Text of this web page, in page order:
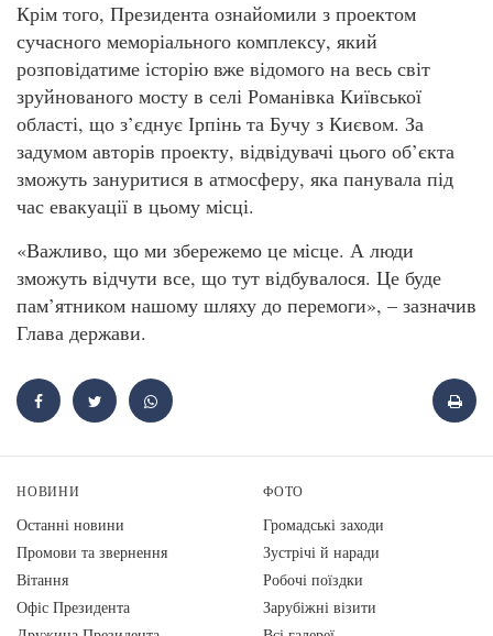
Крім того, Президента ознайомили з проектом
сучасного меморіального комплексу, який
розповідатиме історію вже відомого на весь світ
зруйнованого мосту в селі Романівка Київської
області, що з’єднує Ірпінь та Бучу з Києвом. За
задумом авторів проекту, відвідувачі цього об’єкта
зможуть зануритися в атмосферу, яка панувала під
час евакуації в цьому місці.
«Важливо, що ми збережемо це місце. А люди
зможуть відчути все, що тут відбувалося. Це буде
пам’ятником нашому шляху до перемоги», – зазначив
Глава держави.
НОВИНИ
Останні новини
Промови та звернення
Вiтання
Офіс Президента
ФОТО
Громадські заходи
Зустрічі й наради
Робочі поїздки
Зарубіжні візити